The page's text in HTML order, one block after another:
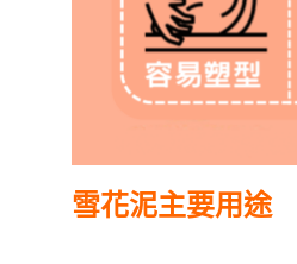
雪花泥主要用途